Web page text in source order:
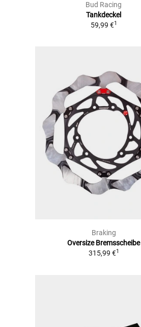
Bud Racing
Tankdeckel
59,99 €1
Braking
Oversize Bremsscheibe
315,99 €1